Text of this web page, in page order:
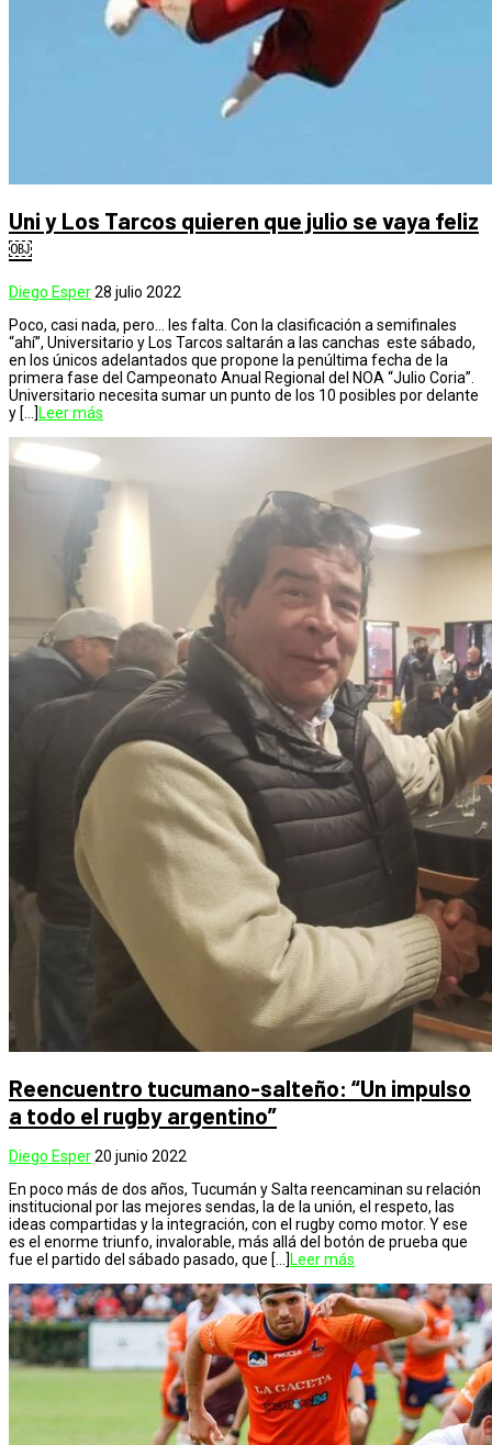
Uni y Los Tarcos quieren que julio se vaya feliz
￼
Diego Esper28 julio 2022
Poco, casi nada, pero… les falta. Con la clasificación a semifinales
“ahí”, Universitario y Los Tarcos saltarán a las canchas este sábado,
en los únicos adelantados que propone la penúltima fecha de la
primera fase del Campeonato Anual Regional del NOA “Julio Coria”.
Universitario necesita sumar un punto de los 10 posibles por delante
y […]Leer más
Reencuentro tucumano-salteño: “Un impulso
a todo el rugby argentino”
Diego Esper20 junio 2022
En poco más de dos años, Tucumán y Salta reencaminan su relación
institucional por las mejores sendas, la de la unión, el respeto, las
ideas compartidas y la integración, con el rugby como motor. Y ese
es el enorme triunfo, invalorable, más allá del botón de prueba que
fue el partido del sábado pasado, que […] Leer más